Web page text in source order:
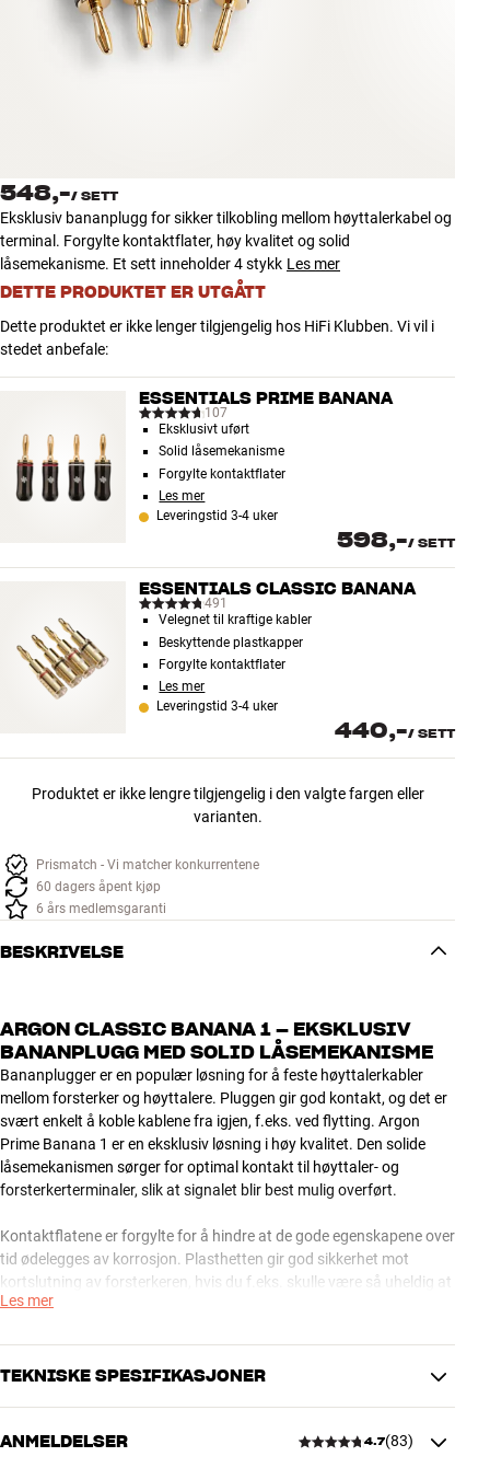
Tilbehør
TILBUD
Finn Butikk
Kundeservice
Logg inn
548,-/ SETT
Eksklusiv bananplugg for sikker tilkobling mellom høyttalerkabel og
terminal. Forgylte kontaktflater, høy kvalitet og solid
låsemekanisme. Et sett inneholder 4 stykk Les mer
DETTE PRODUKTET ER UTGÅTT
Dette produktet er ikke lenger tilgjengelig hos HiFi Klubben. Vi vil i
stedet anbefale:
ESSENTIALS PRIME BANANA
107
Eksklusivt uført
Solid låsemekanisme
Forgylte kontaktflater
Les mer
Leveringstid 3-4 uker
598,-/ SETT
ESSENTIALS CLASSIC BANANA
491
Velegnet til kraftige kabler
Beskyttende plastkapper
Forgylte kontaktflater
Les mer
Leveringstid 3-4 uker
440,-/ SETT
Produktet er ikke lengre tilgjengelig i den valgte fargen eller
varianten.
Prismatch - Vi matcher konkurrentene
60 dagers åpent kjøp
6 års medlemsgaranti
BESKRIVELSE
ARGON CLASSIC BANANA 1 – EKSKLUSIV
BANANPLUGG MED SOLID LÅSEMEKANISME
Bananplugger er en populær løsning for å feste høyttalerkabler
mellom forsterker og høyttalere. Pluggen gir god kontakt, og det er
svært enkelt å koble kablene fra igjen, f.eks. ved flytting. Argon
Prime Banana 1 er en eksklusiv løsning i høy kvalitet. Den solide
låsemekanismen sørger for optimal kontakt til høyttaler- og
forsterkerterminaler, slik at signalet blir best mulig overført.
Kontaktflatene er forgylte for å hindre at de gode egenskapene over
tid ødelegges av korrosjon. Plasthetten gir god sikkerhet mot
kortslutning av forsterkeren, hvis du f.eks. skulle være så uheldig at
du mister en metallgjenstand på pluggene.
Merk: for å hindre uhell er terminalene på forsterkere, receivere og
høyttalere normalt blokkert med små plastpropper. Disse må lirkes
Les mer
TEKNISKE SPESIFIKASJONER
DIMENSJONER OG DESIGN
ANMELDELSER 4.7(83)